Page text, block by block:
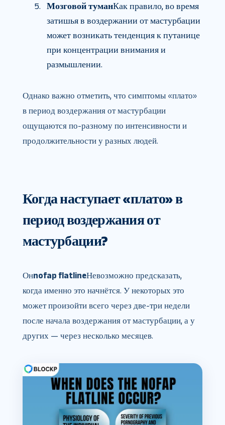
Мозговой туманКак правило, во время
затишья в воздержании от мастурбации
может возникать тенденция к путанице
при концентрации внимания и
размышлении.
Однако важно отметить, что симптомы «плато»
в период воздержания от мастурбации
ощущаются по-разному по интенсивности и
продолжительности у разных людей.
Когда наступает «плато» в
период воздержания от
мастурбации?
Онnofap flatlineНевозможно предсказать,
когда именно это начнётся. У некоторых это
может произойти всего через две-три недели
после начала воздержания от мастурбации, а у
других — через несколько месяцев.